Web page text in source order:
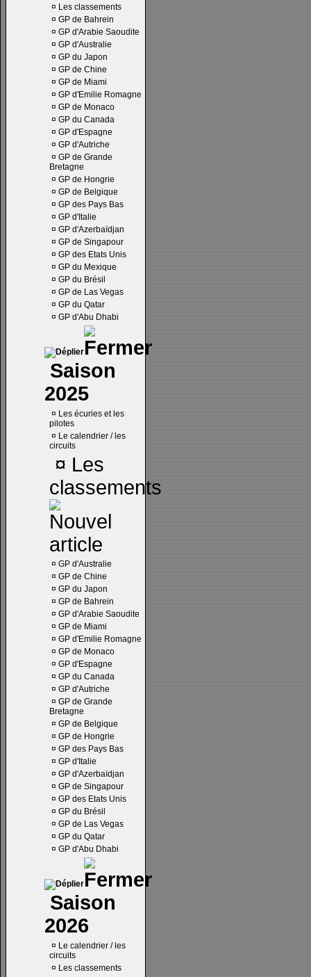
¤ Les classements
¤ GP de Bahrein
¤ GP d'Arabie Saoudite
¤ GP d'Australie
¤ GP du Japon
¤ GP de Chine
¤ GP de Miami
¤ GP d'Emilie Romagne
¤ GP de Monaco
¤ GP du Canada
¤ GP d'Espagne
¤ GP d'Autriche
¤ GP de Grande
Bretagne
¤ GP de Hongrie
¤ GP de Belgique
¤ GP des Pays Bas
¤ GP d'Italie
¤ GP d'Azerbaïdjan
¤ GP de Singapour
¤ GP des Etats Unis
¤ GP du Mexique
¤ GP du Brésil
¤ GP de Las Vegas
¤ GP du Qatar
¤ GP d'Abu Dhabi
Saison
2025
¤ Les écuries et les
pilotes
¤ Le calendrier / les
circuits
¤ Les
classements
¤ GP d'Australie
¤ GP de Chine
¤ GP du Japon
¤ GP de Bahrein
¤ GP d'Arabie Saoudite
¤ GP de Miami
¤ GP d'Emilie Romagne
¤ GP de Monaco
¤ GP d'Espagne
¤ GP du Canada
¤ GP d'Autriche
¤ GP de Grande
Bretagne
¤ GP de Belgique
¤ GP de Hongrie
¤ GP des Pays Bas
¤ GP d'Italie
¤ GP d'Azerbaïdjan
¤ GP de Singapour
¤ GP des Etats Unis
¤ GP du Brésil
¤ GP de Las Vegas
¤ GP du Qatar
¤ GP d'Abu Dhabi
Saison
2026
¤ Le calendrier / les
circuits
¤ Les classements